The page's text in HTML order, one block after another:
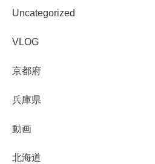
Uncategorized
VLOG
京都府
兵庫県
動画
北海道